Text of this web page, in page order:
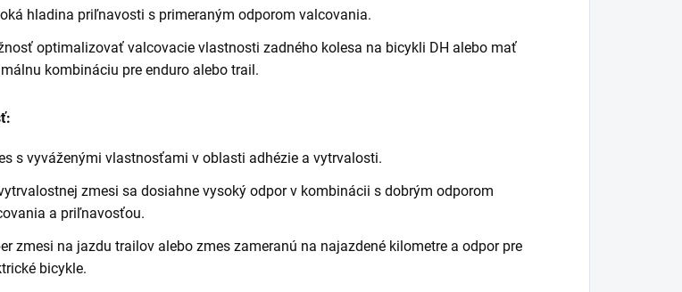
hladina priľnavosti s primeraným odporom valcovania.
optimalizovať valcovacie vlastnosti zadného kolesa na bicykli DH alebo mať
kombináciu pre enduro alebo trail.
s vyváženými vlastnosťami v oblasti adhézie a vytrvalosti.
zmesi sa dosiahne vysoký odpor v kombinácii s dobrým odporom
a priľnavosťou.
zmesi na jazdu trailov alebo zmes zameranú na najazdené kilometre a odpor pre
bicykle.